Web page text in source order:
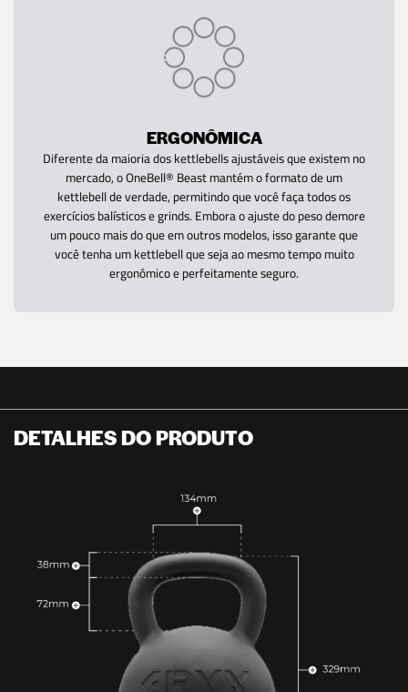
ERGONÔMICA
Diferente da maioria dos kettlebells ajustáveis que existem no
mercado, o OneBell® Beast mantém o formato de um
kettlebell de verdade, permitindo que você faça todos os
exercícios balísticos e grinds. Embora o ajuste do peso demore
um pouco mais do que em outros modelos, isso garante que
você tenha um kettlebell que seja ao mesmo tempo muito
ergonômico e perfeitamente seguro.
DETALHES DO PRODUTO